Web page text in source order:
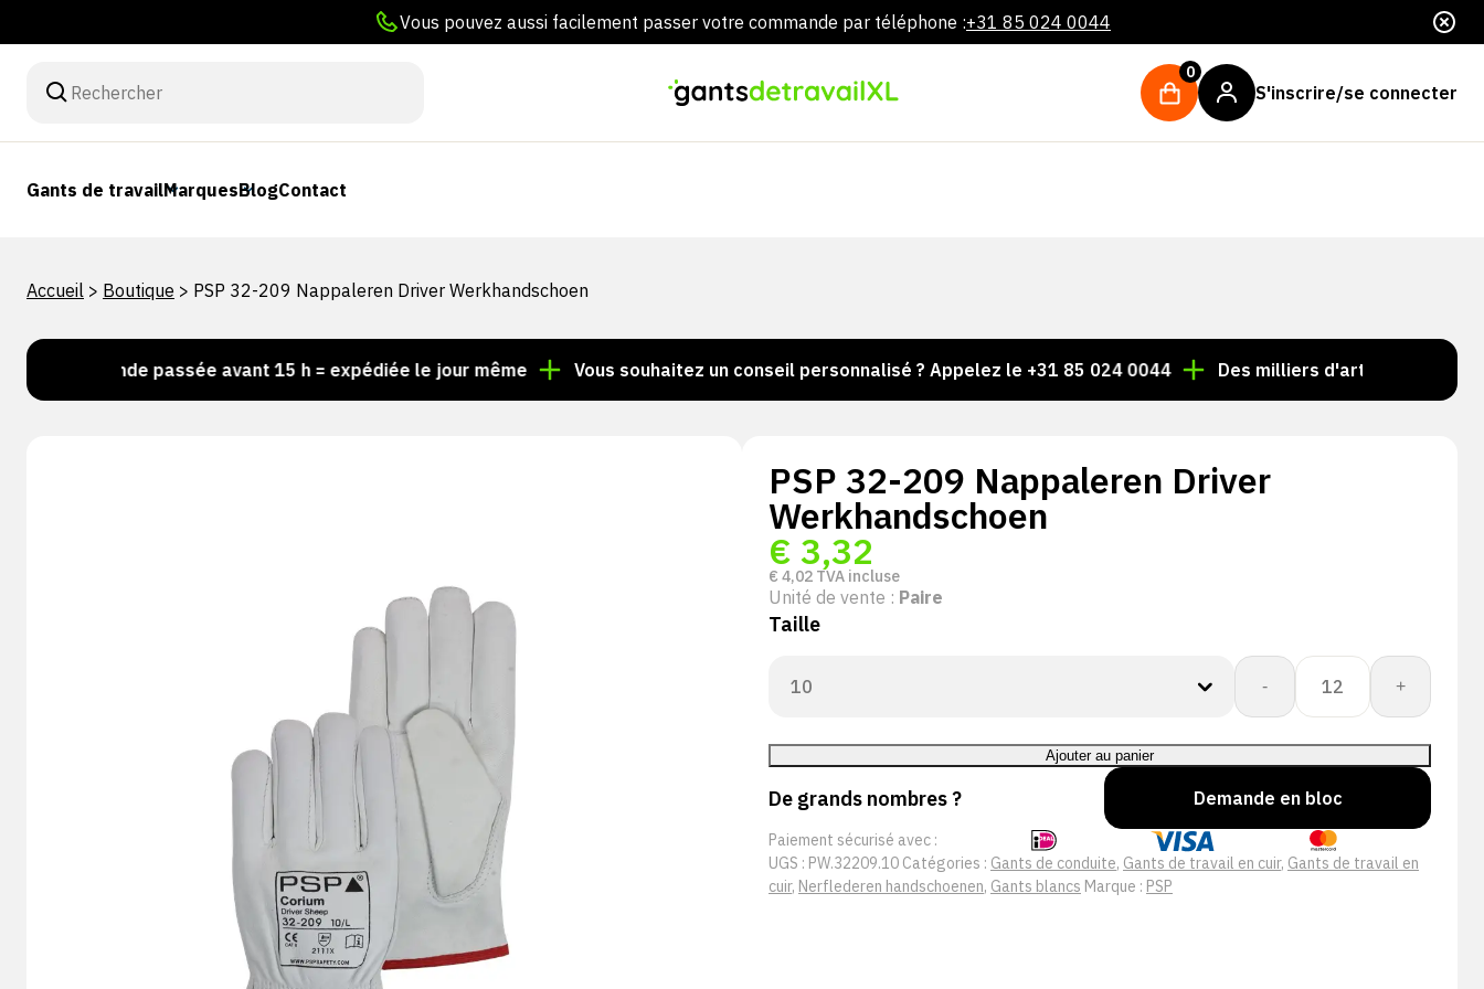
Vous pouvez aussi facilement passer votre commande par téléphone :+31 85 024 0044
0
S'inscrire/se connecter
Gants de travailMarquesBlogContact
Accueil > Boutique > PSP 32-209 Nappaleren Driver Werkhandschoen
passée avant 15 h = expédiée le jour même Vous souhaitez un conseil personnalisé ? Appelez le +31 85 024 0044 Des milliers d'articles toujours en
PSP 32-209 Nappaleren Driver
Werkhandschoen
€ 3,32
€ 4,02 TVA incluse
Unité de vente : Paire
Taille
-
quantité
PSP
32-
209
Nappaleren
Driver
Werkhandschoen
+
Ajouter au panier
De grands nombres ? Demande en bloc
Paiement sécurisé avec :
UGS : PW.32209.10 Catégories : Gants de conduite, Gants de travail en cuir, Gants de travail en
cuir, Nerflederen handschoenen, Gants blancs Marque : PSP